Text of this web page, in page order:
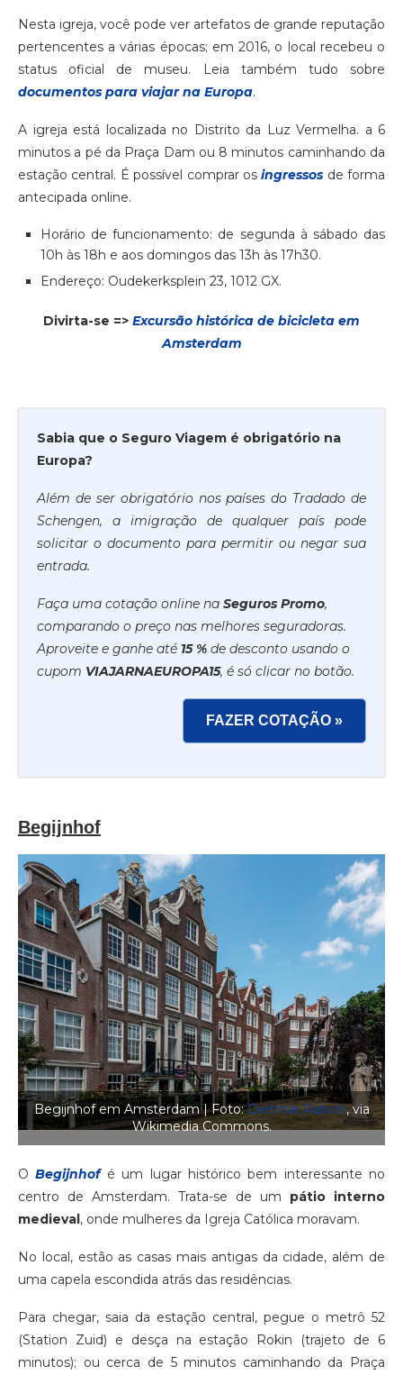
Nesta igreja, você pode ver artefatos de grande reputação
pertencentes a várias épocas; em 2016, o local recebeu o
status oficial de museu. Leia também tudo sobre
documentos para viajar na Europa.
A igreja está localizada no Distrito da Luz Vermelha. a 6
minutos a pé da Praça Dam ou 8 minutos caminhando da
estação central. É possível comprar osingressos de forma
antecipada online.
Horário de funcionamento: de segunda à sábado das
10h às 18h e aos domingos das 13h às 17h30.
Endereço: Oudekerksplein 23, 1012 GX.
Divirta-se => Excursão histórica de bicicleta em
Amsterdam
Sabia que o Seguro Viagem é obrigatório na
Europa?
Além de ser obrigatório nos países do Tradado de
Schengen, a imigração de qualquer país pode
solicitar o documento para permitir ou negar sua
entrada.
Faça uma cotação online na Seguros Promo,
comparando o preço nas melhores seguradoras.
Aproveite e ganhe até 15 % de desconto usando o
cupom VIAJARNAEUROPA15, é só clicar no botão.
FAZER COTAÇÃO »
Begijnhof
Begijnhof em Amsterdam | Foto:Dietmar Rabich, via
Wikimedia Commons.
OBegijnhofé um lugar histórico bem interessante no
centro de Amsterdam. Trata-se de um pátio interno
medieval, onde mulheres da Igreja Católica moravam.
No local, estão as casas mais antigas da cidade, além de
uma capela escondida atrás das residências.
Para chegar, saia da estação central, pegue o metrô 52
(Station Zuid) e desça na estação Rokin (trajeto de 6
minutos); ou cerca de 5 minutos caminhando da Praça